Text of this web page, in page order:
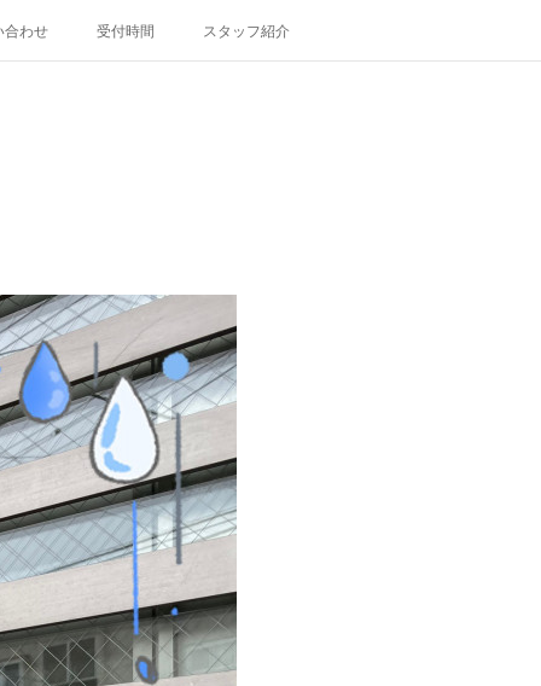
合わせ 受付時間 スタッフ紹介